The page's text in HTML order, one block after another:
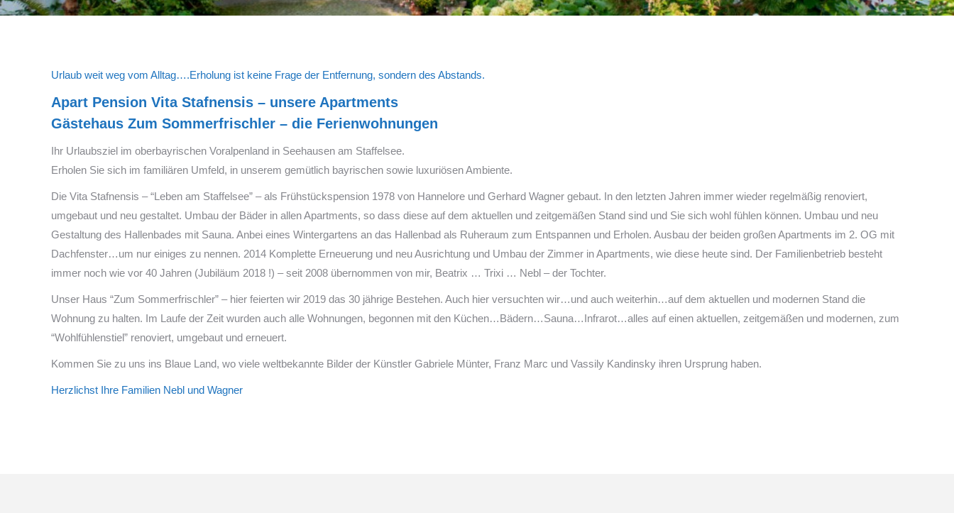
Urlaub weit weg vom Alltag….Erholung ist keine Frage der Entfernung, sondern des Abstands.
Apart Pension Vita Stafnensis – unsere Apartments
Gästehaus Zum Sommerfrischler – die Ferienwohnungen
Ihr Urlaubsziel im oberbayrischen Voralpenland in Seehausen am Staffelsee.
Erholen Sie sich im familiären Umfeld, in unserem gemütlich bayrischen sowie luxuriösen Ambiente.
Die Vita Stafnensis – “Leben am Staffelsee” – als Frühstückspension 1978 von Hannelore und Gerhard Wagner gebaut. In den letzten Jahren immer wieder regelmäßig renoviert,
umgebaut und neu gestaltet. Umbau der Bäder in allen Apartments, so dass diese auf dem aktuellen und zeitgemäßen Stand sind und Sie sich wohl fühlen können. Umbau und neu
Gestaltung des Hallenbades mit Sauna. Anbei eines Wintergartens an das Hallenbad als Ruheraum zum Entspannen und Erholen. Ausbau der beiden großen Apartments im 2. OG mit
Dachfenster…um nur einiges zu nennen. 2014 Komplette Erneuerung und neu Ausrichtung und Umbau der Zimmer in Apartments, wie diese heute sind. Der Familienbetrieb besteht
immer noch wie vor 40 Jahren (Jubiläum 2018 !) – seit 2008 übernommen von mir, Beatrix … Trixi … Nebl – der Tochter.
Unser Haus “Zum Sommerfrischler” – hier feierten wir 2019 das 30 jährige Bestehen. Auch hier versuchten wir…und auch weiterhin…auf dem aktuellen und modernen Stand die
Wohnung zu halten. Im Laufe der Zeit wurden auch alle Wohnungen, begonnen mit den Küchen…Bädern…Sauna…Infrarot…alles auf einen aktuellen, zeitgemäßen und modernen, zum
“Wohlfühlenstiel” renoviert, umgebaut und erneuert.
Kommen Sie zu uns ins Blaue Land, wo viele weltbekannte Bilder der Künstler Gabriele Münter, Franz Marc und Vassily Kandinsky ihren Ursprung haben.
Herzlichst Ihre Familien Nebl und Wagner